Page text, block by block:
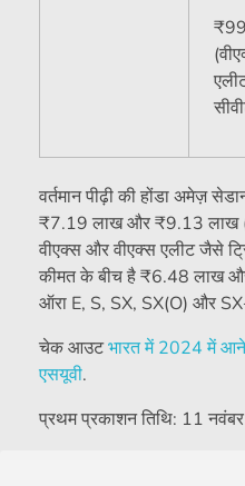
₹
वर्तमान पीढ़ी की होंडा अमेज़
₹7.19 लाख और₹9.13 लाख
वीएक्स और वीएक्स एलीट जैसे
कीमत के बीच है₹6.48 लाख
ऑरा E, S, SX, SX(O) और
चेक आउटभारत में 2024 में आने
एसयूवी.
प्रथम प्रकाशन तिथि: 11